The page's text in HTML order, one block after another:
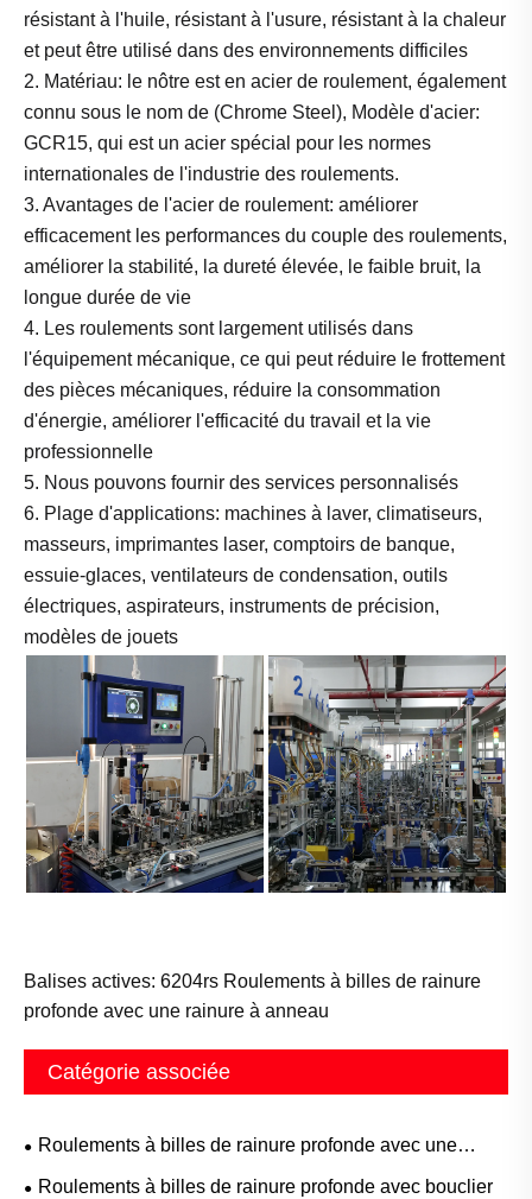
résistant à l'huile, résistant à l'usure, résistant à la chaleur
et peut être utilisé dans des environnements difficiles
2. Matériau: le nôtre est en acier de roulement, également
connu sous le nom de (Chrome Steel), Modèle d'acier:
GCR15, qui est un acier spécial pour les normes
internationales de l'industrie des roulements.
3. Avantages de l'acier de roulement: améliorer
efficacement les performances du couple des roulements,
améliorer la stabilité, la dureté élevée, le faible bruit, la
longue durée de vie
4. Les roulements sont largement utilisés dans
l'équipement mécanique, ce qui peut réduire le frottement
des pièces mécaniques, réduire la consommation
d'énergie, améliorer l'efficacité du travail et la vie
professionnelle
5. Nous pouvons fournir des services personnalisés
6. Plage d'applications: machines à laver, climatiseurs,
masseurs, imprimantes laser, comptoirs de banque,
essuie-glaces, ventilateurs de condensation, outils
électriques, aspirateurs, instruments de précision,
modèles de jouets
Balises actives: 6204rs Roulements à billes de rainure
profonde avec une rainure à anneau
Catégorie associée
Roulements à billes de rainure profonde avec une
rainure à anneau
Roulements à billes de rainure profonde avec bouclier